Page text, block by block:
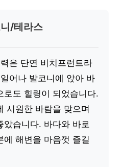
/테라스
은 단연 비치프런트라
어나 발코니에 앉아 바
로도 힐링이 되었습니다.
시원한 바람을 맞으며
았습니다. 바다와 바로
에 해변을 마음껏 즐길